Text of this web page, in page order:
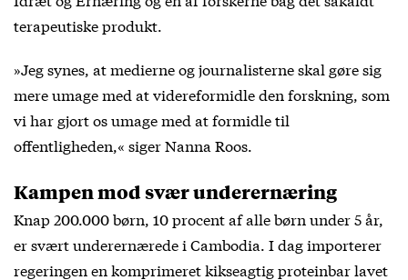
terapeutiske produkt.
»Jeg synes, at medierne og journalisterne skal gøre sig
mere umage med at videreformidle den forskning, som
vi har gjort os umage med at formidle til
offentligheden,« siger Nanna Roos.
Kampen mod svær underernæring
Knap 200.000 børn, 10 procent af alle børn under 5 år,
er svært underernærede i Cambodia. I dag importerer
regeringen en komprimeret kikseagtig proteinbar lavet